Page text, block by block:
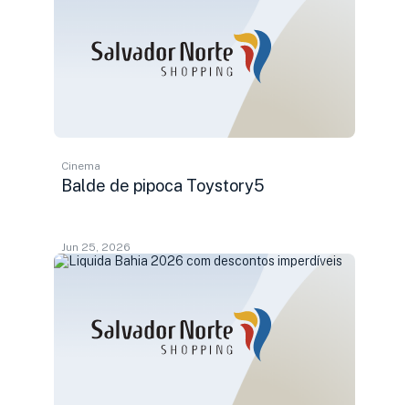
Cinema
Balde de pipoca Toystory5
Jun 25, 2026